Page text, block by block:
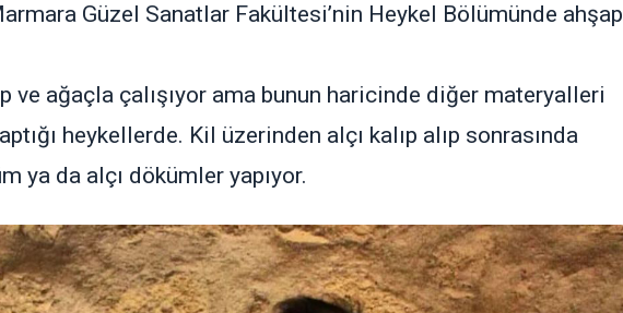
Güzel Sanatlar Fakültesi’nin Heykel Bölümünde ahşap
ve ağaçla çalışıyor ama bunun haricinde diğer materyalleri
heykellerde. Kil üzerinden alçı kalıp alıp sonrasında
ya da alçı dökümler yapıyor.